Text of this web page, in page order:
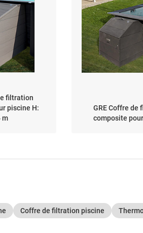
filtration
piscine H:
m
GRE Coffre de
composite
Coffre de filtration piscine